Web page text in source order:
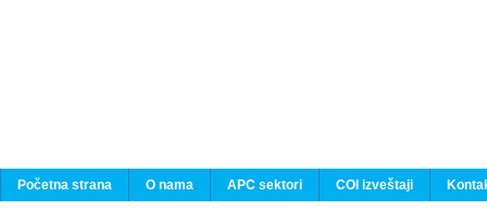
Početna strana O nama APC sektori COI izveštaji